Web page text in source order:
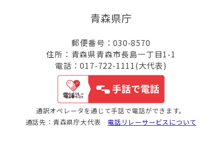
青森県庁
郵便番号：030-8570
住所：青森県青森市長島一丁目1-1
電話：017-722-1111(大代表)
通訳オペレータを通じて手話で電話ができます。
通話先：青森県庁大代表 電話リレーサービスについて